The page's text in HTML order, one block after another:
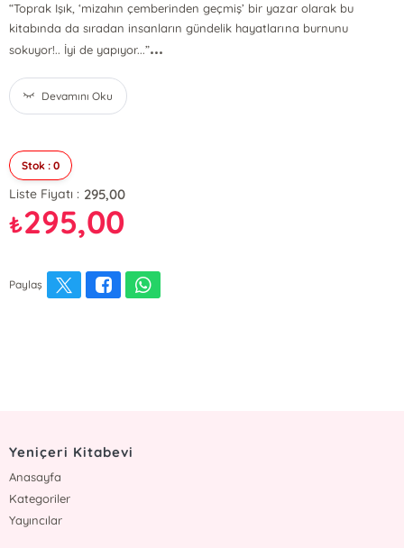
“Toprak Işık, ‘mizahın çemberinden geçmiş’ bir yazar olarak bu
kitabında da sıradan insanların gündelik hayatlarına burnunu
sokuyor!.. İyi de yapıyor...”...
Devamını Oku
Stok : 0
Liste Fiyatı : 295,00
₺295,00
Paylaş
Yeniçeri Kitabevi
Anasayfa
Kategoriler
Yayıncılar